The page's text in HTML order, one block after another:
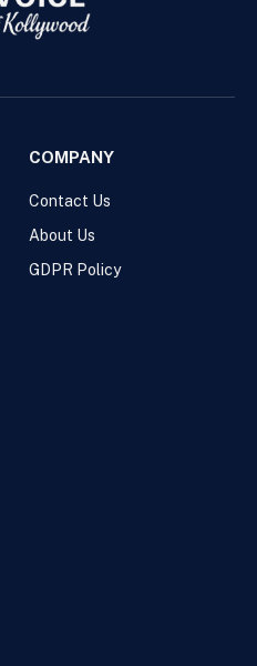
COMPANY
Contact Us
About Us
GDPR Policy